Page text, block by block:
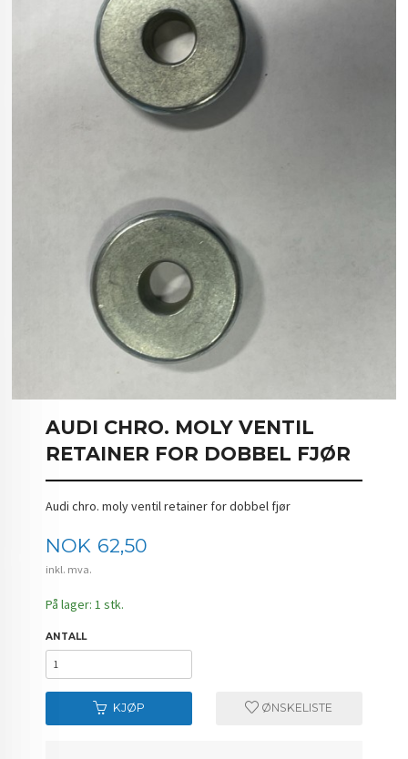
AUDI CHRO. MOLY VENTIL
RETAINER FOR DOBBEL FJØR
Audi chro. moly ventil retainer for dobbel fjør
Pris
NOK 62,50
inkl. mva.
På lager: 1 stk.
ANTALL
KJØP ØNSKELISTE